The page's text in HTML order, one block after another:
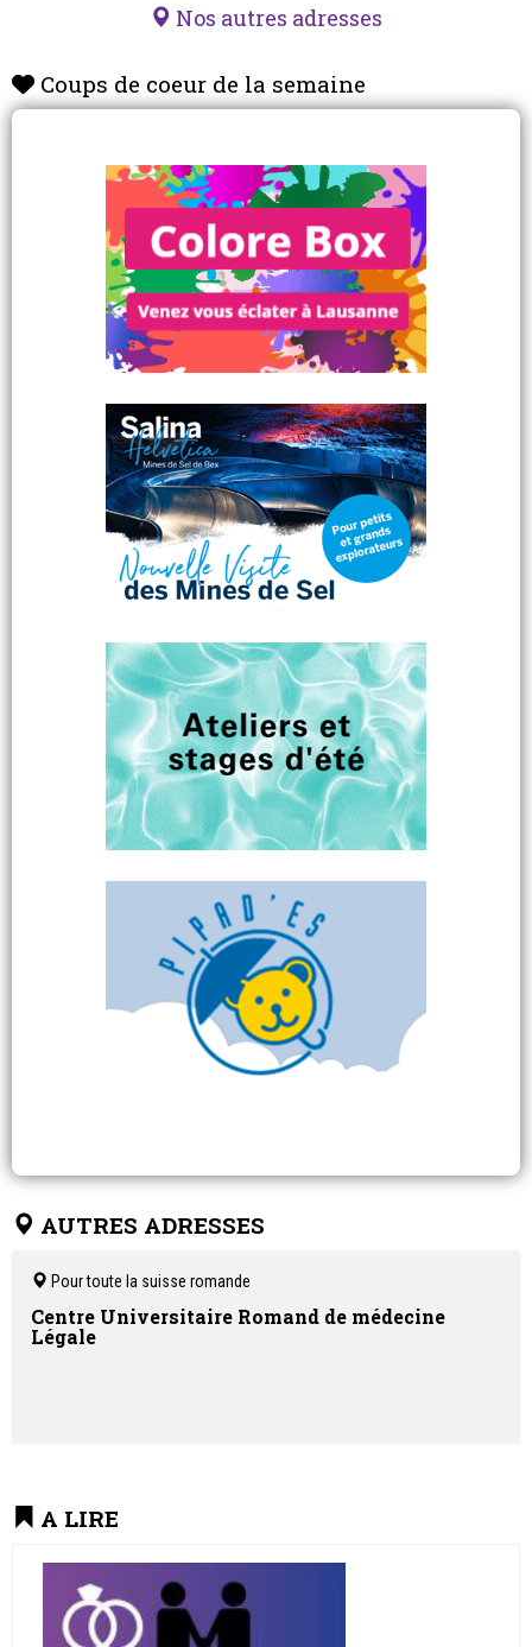
Nos autres adresses
Coups de coeur de la semaine
AUTRES ADRESSES
Pour toute la suisse romande
Centre Universitaire Romand de médecine
Légale
A LIRE